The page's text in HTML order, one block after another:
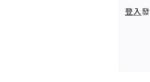
登入